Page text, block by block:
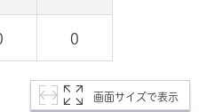
0
画面サイズで表示